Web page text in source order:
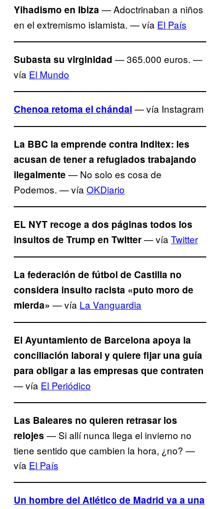
Yihadismo en Ibiza — Adoctrinaban a niños
en el extremismo islamista. — vía El País
Subasta su virginidad — 365.000 euros. —
vía El Mundo
Chenoa retoma el chándal — vía Instagram
La BBC la emprende contra Inditex: les
acusan de tener a refugiados trabajando
ilegalmente — No solo es cosa de
Podemos. — vía OKDiario
EL NYT recoge a dos páginas todos los
insultos de Trump en Twitter— vía Twitter
La federación de fútbol de Castilla no
considera insulto racista «puto moro de
mierda» — vía La Vanguardia
El Ayuntamiento de Barcelona apoya la
conciliación laboral y quiere fijar una guía
para obligar a las empresas que contraten
— vía El Periódico
Las Baleares no quieren retrasar los
relojes — Si allí nunca llega el invierno no
tiene sentido que cambien la hora, ¿no? —
vía El País
Un hombre del Atlético de Madrid va a una